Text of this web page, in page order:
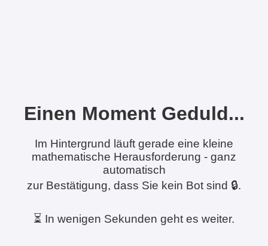
Einen Moment Geduld...
Im Hintergrund läuft gerade eine kleine
mathematische Herausforderung - ganz
automatisch
zur Bestätigung, dass Sie kein Bot sind 🔒.
⏳ In wenigen Sekunden geht es weiter.